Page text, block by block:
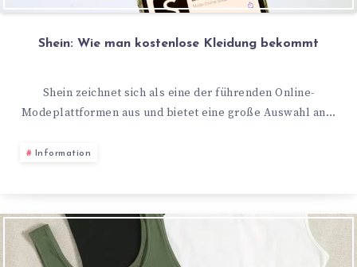
Shein: Wie man kostenlose Kleidung bekommt
Shein zeichnet sich als eine der führenden Online-
Modeplattformen aus und bietet eine große Auswahl an…
Information